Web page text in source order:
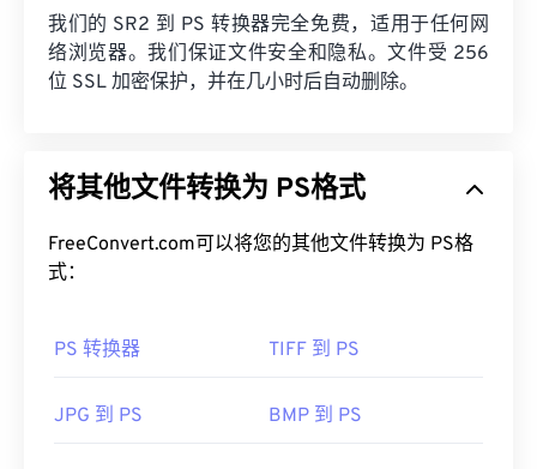
我们的 SR2 到 PS 转换器完全免费，适用于任何网
络浏览器。我们保证文件安全和隐私。文件受 256
位 SSL 加密保护，并在几小时后自动删除。
将其他文件转换为 PS格式
FreeConvert.com可以将您的其他文件转换为 PS格
式：
PS 转换器 TIFF 到 PS
JPG 到 PS BMP 到 PS